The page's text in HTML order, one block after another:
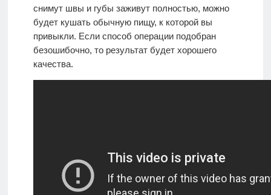
снимут швы и губы заживут полностью, можно
будет кушать обычную пищу, к которой вы
привыкли. Если способ операции подобран
безошибочно, то результат будет хорошего
качества.